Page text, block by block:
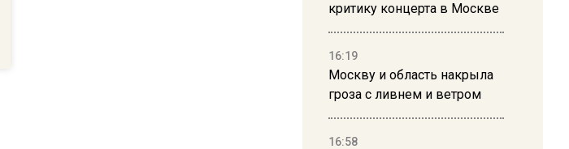
критику концерта в Москве
16:19
Москву и область накрыла
гроза с ливнем и ветром
16:58